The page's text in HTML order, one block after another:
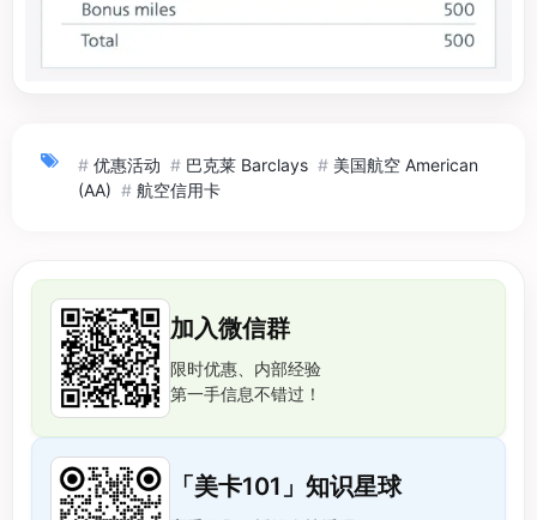
# 优惠活动 # 巴克莱 Barclays # 美国航空 American
(AA) # 航空信用卡
加入微信群
限时优惠、内部经验
第一手信息不错过！
「美卡101」知识星球